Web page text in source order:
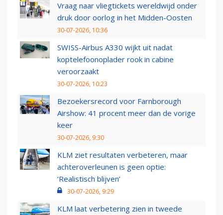
Vraag naar vliegtickets wereldwijd onder
druk door oorlog in het Midden-Oosten
30-07-2026, 10:36
SWISS-Airbus A330 wijkt uit nadat
koptelefoonoplader rook in cabine
veroorzaakt
30-07-2026, 10:23
Bezoekersrecord voor Farnborough
Airshow: 41 procent meer dan de vorige
keer
30-07-2026, 9:30
KLM ziet resultaten verbeteren, maar
achteroverleunen is geen optie:
‘Realistisch blijven’
30-07-2026, 9:29
KLM laat verbetering zien in tweede